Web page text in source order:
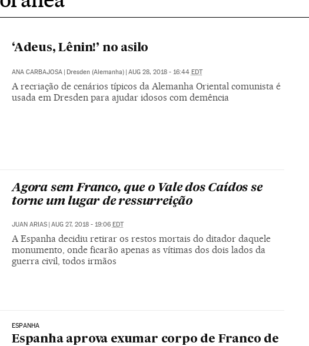
‘Adeus, Lênin!’ no asilo
ANA CARBAJOSA | Dresden (Alemanha) | AUG 28, 2018 - 16:44 EDT
A recriação de cenários típicos da Alemanha Oriental comunista é
usada em Dresden para ajudar idosos com demência
Agora sem Franco, que o Vale dos Caídos se
torne um lugar de ressurreição
JUAN ARIAS AUG 27, 2018 - 19:06 EDT
A Espanha decidiu retirar os restos mortais do ditador daquele
monumento, onde ficarão apenas as vítimas dos dois lados da
guerra civil, todos irmãos
ESPANHA
Espanha aprova exumar corpo de Franco de